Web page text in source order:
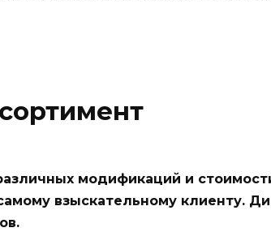
модификаций и
взыскательному клиенту.